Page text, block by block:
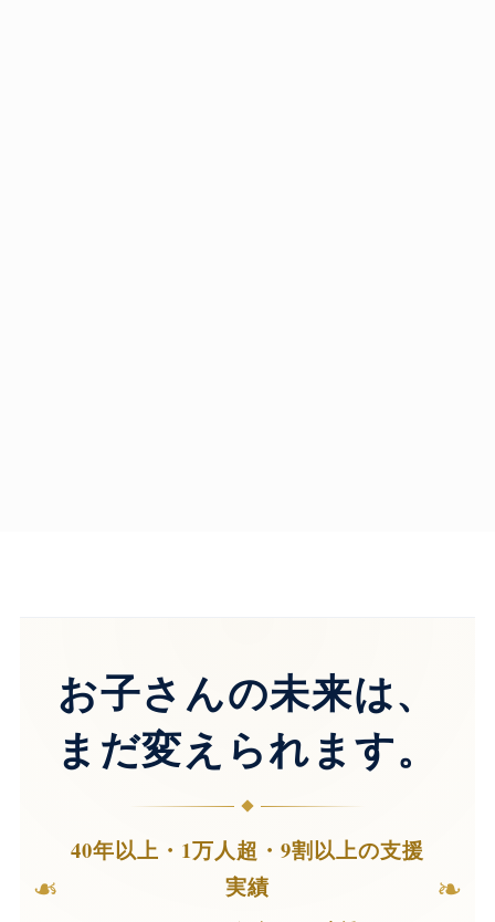
お子さんの未来は、
まだ変えられます。
❧
40年以上・1万人超・9割以上の支援
実績
❧